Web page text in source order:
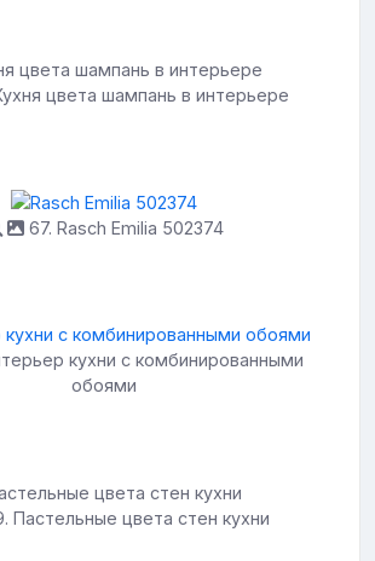
цвета шампань в интерьере
67. Rasch Emilia 502374
кухни с комбинированными
обоями
Пастельные цвета стен кухни